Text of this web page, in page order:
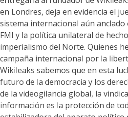
en Londres, deja en evidencia el
sistema internacional aún
FMI y la política unilateral de
imperialismo del Norte. Quienes
campaña internacional por la
Wikileaks sabemos que en esta
futuro de la democracia y los
de la videogilancia global, la
información es la protección de